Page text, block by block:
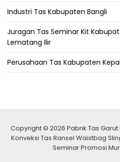
Industri Tas Kabupaten Bangli
Juragan Tas Seminar Kit
Lematang Ilir
Perusahaan Tas Kabupaten
Copyright © 2026 Pabrik Tas Garut
Konveksi Tas Ransel Waistbag
Seminar Promosi